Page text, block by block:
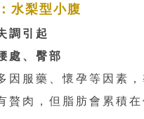
水梨型小腹
調引起
處、臀部
因服藥、懷孕等因素
贅肉，但脂肪會累積